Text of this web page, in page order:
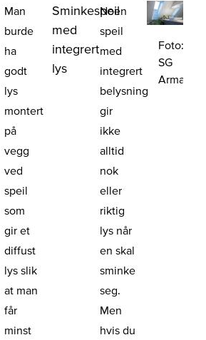
Man
burde
ha
godt
lys
montert
på
vegg
ved
speil
som
gir et
diffust
lys slik
at man
får
minst
Sminkespeil
med
integrert
lys
Noen
speil
med
integrert
belysning
gir
ikke
alltid
nok
eller
riktig
lys når
en skal
sminke
seg.
Men
hvis du
Foto:
SG